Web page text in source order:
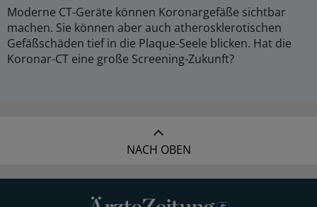
Moderne CT-Geräte können Koronargefäße sichtbar
machen. Sie können aber auch atherosklerotischen
Gefäßschäden tief in die Plaque-Seele blicken. Hat die
Koronar-CT eine große Screening-Zukunft?
NACH OBEN